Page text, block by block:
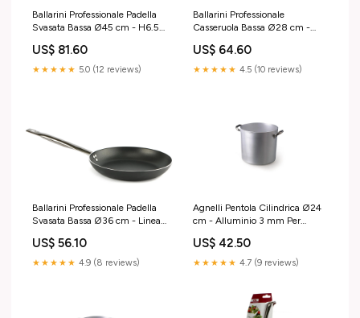
Ballarini Professionale Padella
Svasata Bassa Ø45 cm - H6.5
Antiaderente Kerastone Profi
Guanti Abbigliamento & DPI
US$ 81.60
★★★★★ 5.0 (12 reviews)
Ballarini Professionale
Casseruola Bassa Ø28 cm -
Antiaderente Kerastone Profi
Per Induzione Libbey Glass
US$ 64.60
★★★★★ 4.5 (10 reviews)
Ballarini Professionale Padella
Svasata Bassa Ø36 cm - Linea
Saturnia
US$ 56.10
★★★★★ 4.9 (8 reviews)
Agnelli Pentola Cilindrica Ø24
cm - Alluminio 3 mm Per
Caraffe
US$ 42.50
★★★★★ 4.7 (9 reviews)